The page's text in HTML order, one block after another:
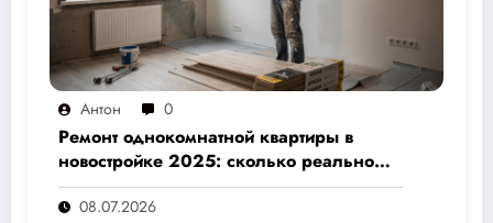
Антон 0
Ремонт однокомнатной квартиры в
новостройке 2025: сколько реально
стоит и как не переплатить — полный
расчёт от 500 000 рублей
08.07.2026